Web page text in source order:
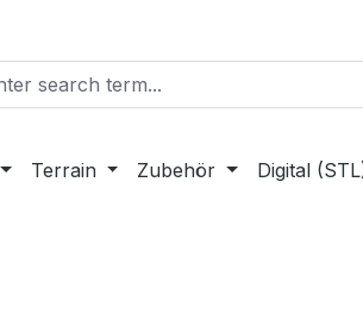
Terrain Zubehör Digital